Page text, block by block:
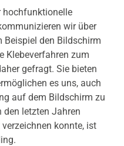
hochfunktionelle
wir über
Beispiel den Bildschirm
Klebeverfahren zum
gefragt. Sie bieten
es uns, auch
auf dem Bildschirm zu
den letzten Jahren
konnte, ist